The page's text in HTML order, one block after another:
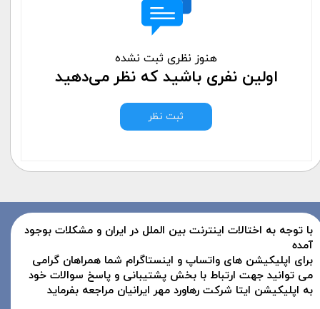
هنوز نظری ثبت نشده
اولین نفری باشید که نظر می‌دهید
ثبت نظر
با توجه به اختالات اینترنت بین الملل در ایران و مشکلات بوجود
آمده
برای اپلیکیشن های واتساپ و اینستاگرام شما همراهان گرامی
می توانید جهت ارتباط با بخش پشتیبانی و پاسخ سوالات خود
به اپلیکیشن ایتا شرکت رهاورد مهر ایرانیان مراجعه بفرماید